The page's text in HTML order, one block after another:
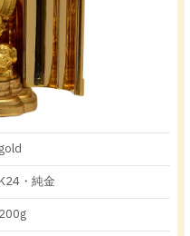
gold
・純金
200g